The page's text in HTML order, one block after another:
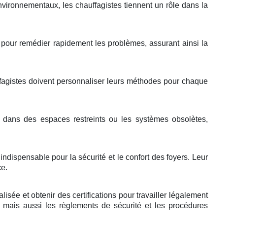
les chauffagistes tiennent un rôle dans la
remédier rapidement les problèmes, assurant ainsi la
doivent personnaliser leurs méthodes pour chaque
des espaces restreints ou les systèmes obsolètes,
pour la sécurité et le confort des foyers. Leur
et obtenir des certifications pour travailler légalement
aussi les règlements de sécurité et les procédures